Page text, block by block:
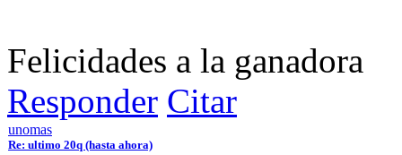
Felicidades a la ganadora
Responder Citar
unomas
Re: ultimo 20q (hasta ahora)